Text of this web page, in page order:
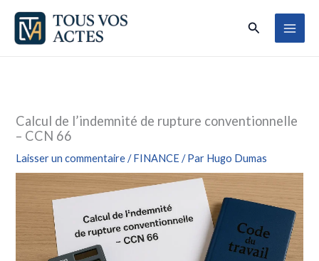
Aller
contenu
Rechercher
Calcul de l’indemnité de rupture conventionnelle
– CCN 66
Laisser un commentaire /FINANCE / Par Hugo Dumas